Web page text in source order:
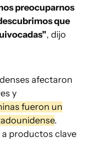
preocuparnos
que
, dijo
afectaron
y
fueron un
.
a productos clave